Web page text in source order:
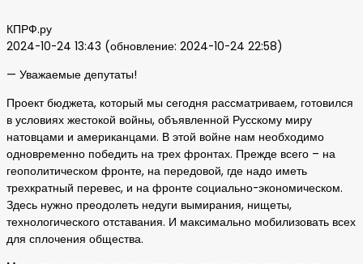
КПРФ.ру
2024-10-24 13:43 (обновление: 2024-10-24 22:58)
— Уважаемые депутаты!
Проект бюджета, который мы сегодня рассматриваем, готовился
в условиях жестокой войны, объявленной Русскому миру
натовцами и американцами. В этой войне нам необходимо
одновременно победить на трех фронтах. Прежде всего – на
геополитическом фронте, на передовой, где надо иметь
трехкратный перевес, и на фронте социально-экономическом.
Здесь нужно преодолеть недуги вымирания, нищеты,
технологического отставания. И максимально мобилизовать всех
для сплочения общества.